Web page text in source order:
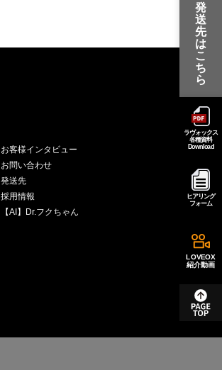
発
送
先
は
こ
ち
ら
ラヴォックス
各種資料
Download
ヒアリング
フォーム
LOVEOX
紹介動画
お客様インタビュー
お問い合わせ
発送先
採用情報
【AI】Dr.フクちゃん